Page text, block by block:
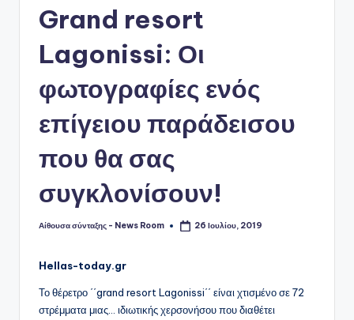
Grand resort
Lagonissi: Οι
φωτογραφίες ενός
επίγειου παράδεισου
που θα σας
συγκλονίσουν!
Συγγραφέας:
Αίθουσα σύνταξης - News Room 26 Ιουλίου, 2019
Hellas-today.gr
Το θέρετρο ΄΄grand resort Lagonissi΄΄ είναι χτισμένο σε 72
στρέμματα μιας… ιδιωτικής χερσονήσου που διαθέτει